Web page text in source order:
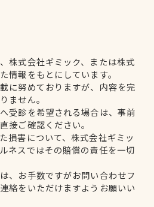
株式会社ギミック、または株式
情報をもとにしています。
に努めておりますが、内容を完
ません。
受診を希望される場合は、事前
接ご確認ください。
損害について、株式会社ギミッ
ネスではその賠償の責任を一切
、お手数ですがお問い合わせフ
絡をいただけますようお願いい